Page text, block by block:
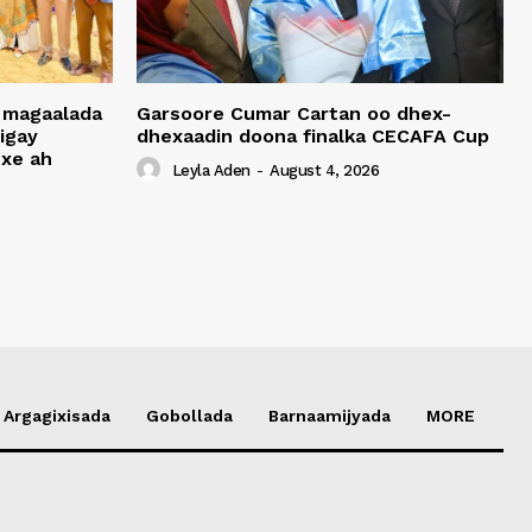
ah
Garsoore Cumar Cartan oo dhex-
dhexaadin doona finalka CECAFA Cup
Leyla Aden - August 4, 2026
Argagixisada Gobollada Barnaamijyada MORE